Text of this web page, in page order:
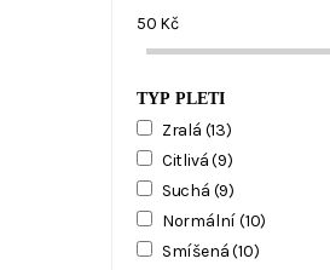
50 Kč
TYP PLETI
Zralá (13)
Citlivá(9)
Suchá (9)
Normální(10)
Smíšená(10)